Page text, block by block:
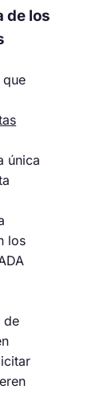
de los
única
los
de